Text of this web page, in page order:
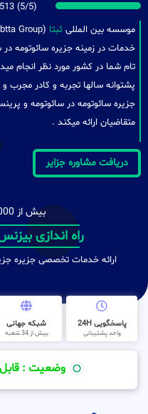
(5/5) 1513 امتیاز
موسسه بین المللی ثبتا
خدمات در زمینه جزیره سائوتومه در
تام شما در کشور مورد نظر انجام
پشتوانه سالها تجربه و کادر
جزیره سائوتومه در سائوتومه و
متقاضیان ارائه میکند .
دریافت مشاوره جزایر
بیش از 30,000 پرونده موفق
راه اندازی
ارائه خدمات تخصصی جزیره
پاسخگویی 24H
واحد پشتیبانی
شبکه جهانی
بیش از 34 شعبه
وضعیت : قابل